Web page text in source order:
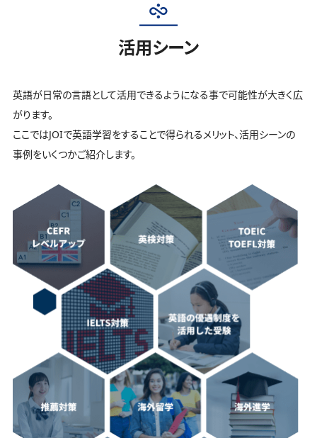
活用シーン
英語が日常の言語として活用できるようになる事で可能性が大きく広
がります。
ここではJOIで英語学習をすることで得られるメリット、活用シーンの
事例をいくつかご紹介します。